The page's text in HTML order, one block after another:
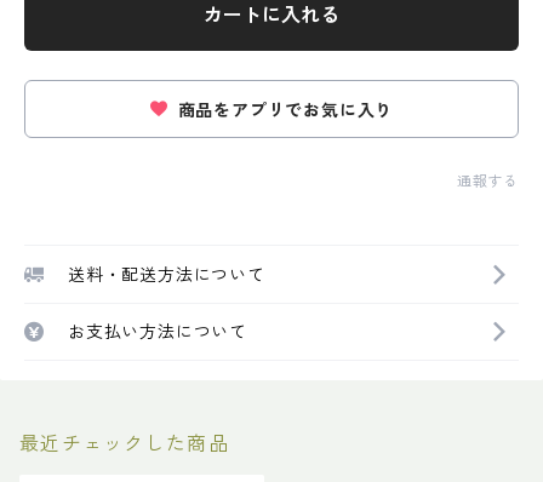
カートに入れる
商品をアプリでお気に入り
通報する
送料・配送方法について
お支払い方法について
最近チェックした商品